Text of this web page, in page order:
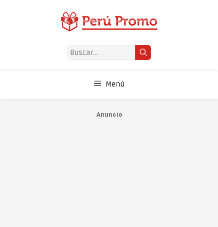
Buscar:
Menú
Anuncio